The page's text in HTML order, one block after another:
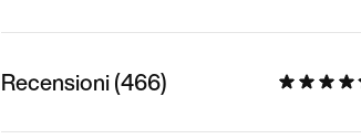
Recensioni (466)